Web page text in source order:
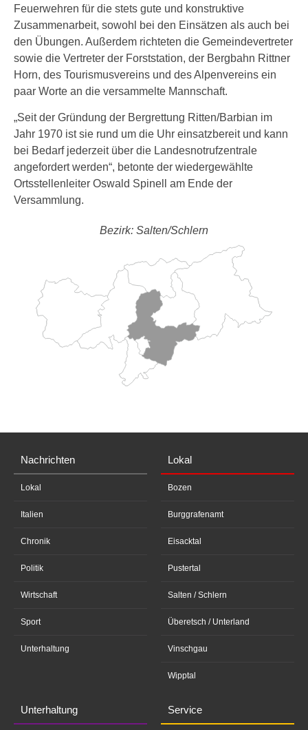
Feuerwehren für die stets gute und konstruktive
Zusammenarbeit, sowohl bei den Einsätzen als auch bei
den Übungen. Außerdem richteten die Gemeindevertreter
sowie die Vertreter der Forststation, der Bergbahn Rittner
Horn, des Tourismusvereins und des Alpenvereins ein
paar Worte an die versammelte Mannschaft.
„Seit der Gründung der Bergrettung Ritten/Barbian im
Jahr 1970 ist sie rund um die Uhr einsatzbereit und kann
bei Bedarf jederzeit über die Landesnotrufzentrale
angefordert werden“, betonte der wiedergewählte
Ortsstellenleiter Oswald Spinell am Ende der
Versammlung.
Bezirk: Salten/Schlern
Nachrichten
Lokal
Italien
Chronik
Politik
Wirtschaft
Sport
Unterhaltung
Lokal
Bozen
Burggrafenamt
Eisacktal
Pustertal
Salten / Schlern
Überetsch / Unterland
Vinschgau
Wipptal
Unterhaltung Service